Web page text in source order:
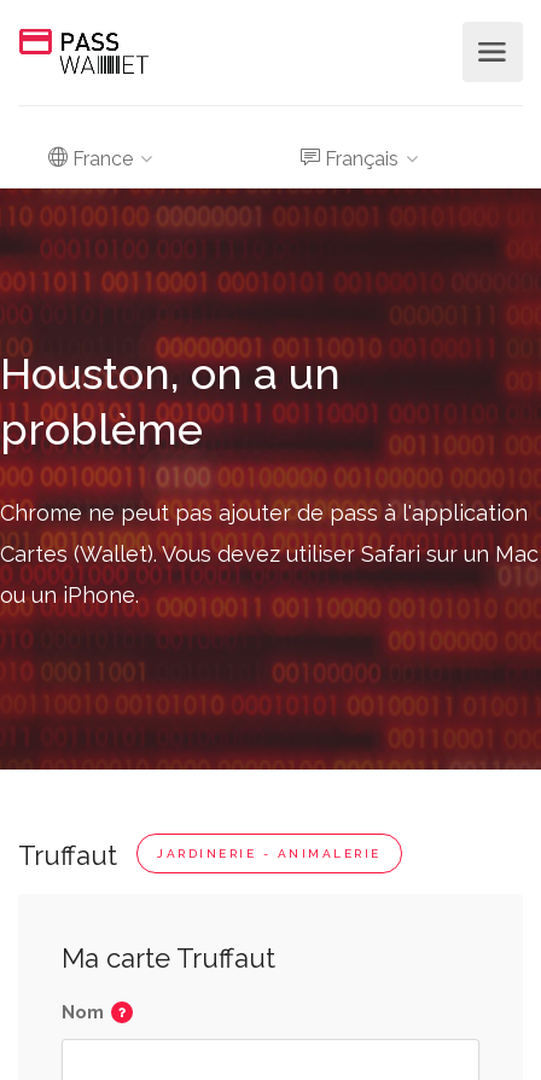
France Français
Houston, on a un
problème
Chrome ne peut pas ajouter de pass à l'application
Cartes (Wallet). Vous devez utiliser Safari sur un Mac
ou un iPhone.
Truffaut JARDINERIE - ANIMALERIE
Ma carte Truffaut
Nom